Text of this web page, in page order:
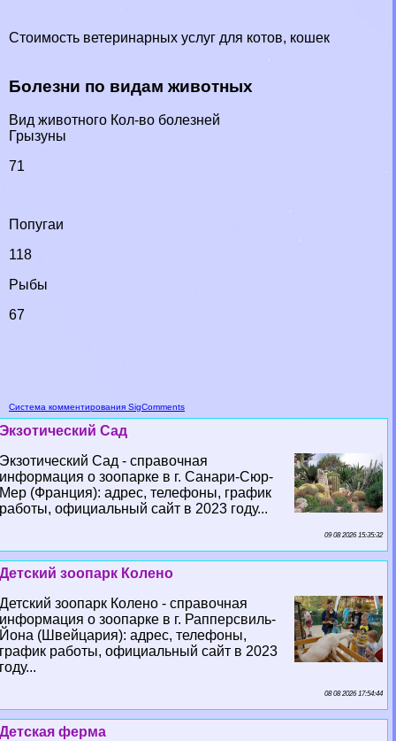
Стоимость ветеринарных услуг для котов, кошек
Болезни по видам животных
Вид животного Кол-во болезней
Грызуны
71
Попугаи
118
Рыбы
67
Система комментирования SigComments
Экзотический Сад
Экзотический Сад - справочная
информация о зоопарке в г. Санари-Сюр-
Мер (Франция): адрес, телефоны, график
работы, официальный сайт в 2023 году...
09 08 2026 15:35:32
Детский зоопарк Колено
Детский зоопарк Колено - справочная
информация о зоопарке в г. Рапперсвиль-
Йона (Швейцария): адрес, телефоны,
график работы, официальный сайт в 2023
году...
08 08 2026 17:54:44
Детская ферма